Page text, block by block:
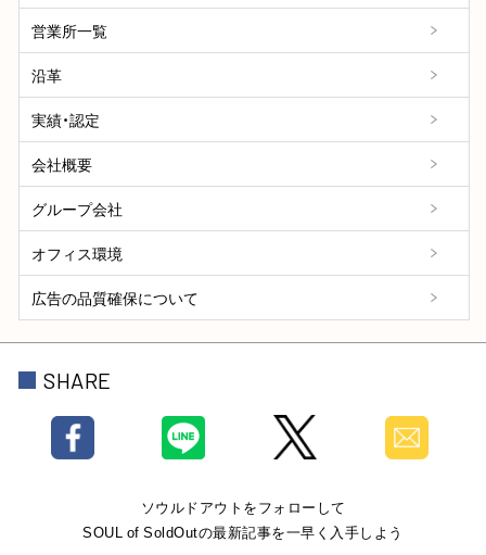
営業所一覧
沿革
実績・認定
会社概要
グループ会社
オフィス環境
広告の品質確保について
SHARE
ソウルドアウトをフォローして
SOUL of SoldOutの最新記事を一早く入手しよう